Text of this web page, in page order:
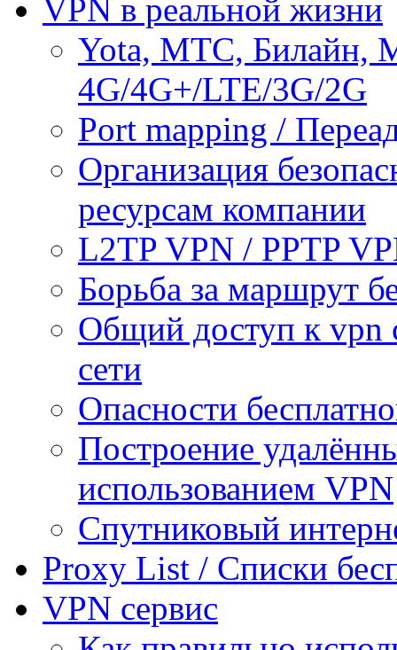
VPN в реальной жизни
Yota, МТС, Билайн,
4G/4G+/LTE/3G/2G
Port mapping /
Организация
ресурсам компании
L2TP VPN / PPTP
Борьба за маршрут
Общий доступ к vpn
сети
Опасности
Построение
использованием VPN
Спутниковый
Proxy List / Списки
VPN сервис